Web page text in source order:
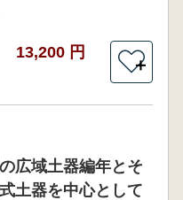
13,200 円
＋
広域土器編年とそ
土器を中心として